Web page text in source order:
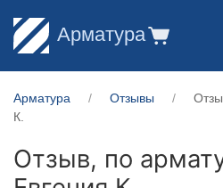
Арматура
Арматура Отзывы
К.
Отзыв, по